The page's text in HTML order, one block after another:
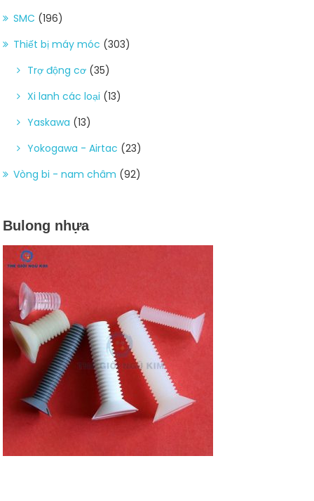
SMC (196)
Thiết bị máy móc (303)
Trợ động cơ (35)
Xi lanh các loại (13)
Yaskawa (13)
Yokogawa - Airtac (23)
Vòng bi - nam châm (92)
Bulong nhựa